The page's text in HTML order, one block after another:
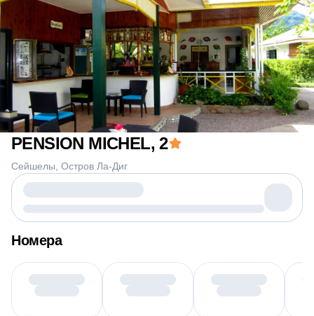
PENSION MICHEL, 2
Сейшелы Остров Ла-Диг
Номера